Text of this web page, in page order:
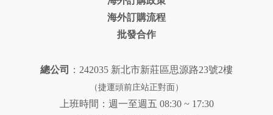
海外訂購流程
批發合作
總公司 ：242035 新北市新莊區思源路23號2樓
（捷運頭前庄站正對面）
上班時間：週一至週五 08:30 ~ 17:30